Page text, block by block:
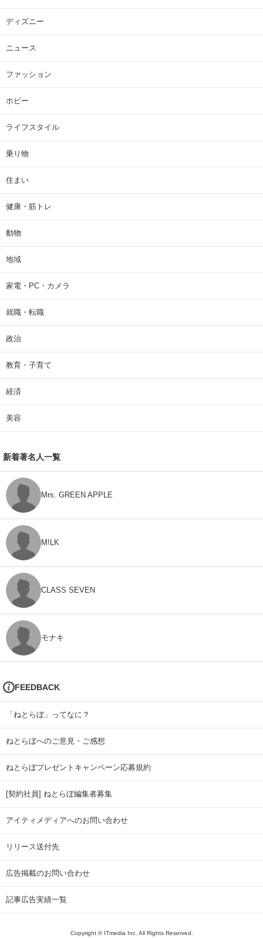
ディズニー
ニュース
ファッション
ホビー
ライフスタイル
乗り物
住まい
健康・筋トレ
動物
地域
家電・PC・カメラ
就職・転職
政治
教育・子育て
経済
美容
新着著名人一覧
Mrs. GREEN APPLE
M!LK
CLASS SEVEN
モナキ
FEEDBACK
「ねとらぼ」ってなに？
ねとらぼへのご意見・ご感想
ねとらぼプレゼントキャンペーン応募規約
[契約社員] ねとらぼ編集者募集
アイティメディアへのお問い合わせ
リリース送付先
広告掲載のお問い合わせ
記事広告実績一覧
Copyright © ITmedia Inc. All Rights Reserved.